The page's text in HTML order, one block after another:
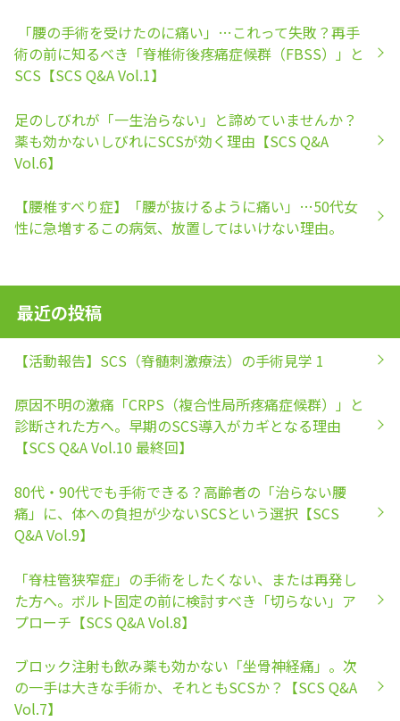
「腰の手術を受けたのに痛い」…これって失敗？再手
術の前に知るべき「脊椎術後疼痛症候群（FBSS）」と
SCS【SCS Q&A Vol.1】
足のしびれが「一生治らない」と諦めていませんか？
薬も効かないしびれにSCSが効く理由【SCS Q&A
Vol.6】
【腰椎すべり症】「腰が抜けるように痛い」…50代女
性に急増するこの病気、放置してはいけない理由。
最近の投稿
【活動報告】SCS（脊髄刺激療法）の手術見学 1
原因不明の激痛「CRPS（複合性局所疼痛症候群）」と
診断された方へ。早期のSCS導入がカギとなる理由
【SCS Q&A Vol.10 最終回】
80代・90代でも手術できる？高齢者の「治らない腰
痛」に、体への負担が少ないSCSという選択【SCS
Q&A Vol.9】
「脊柱管狭窄症」の手術をしたくない、または再発し
た方へ。ボルト固定の前に検討すべき「切らない」ア
プローチ【SCS Q&A Vol.8】
ブロック注射も飲み薬も効かない「坐骨神経痛」。次
の一手は大きな手術か、それともSCSか？【SCS Q&A
Vol.7】